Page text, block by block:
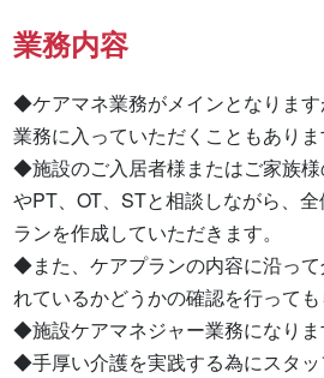
業務内容
◆ケアマネ業務がメインとなりま
業務に入っていただくこともありま
◆施設のご入居者様またはご家族
やPT、OT、STと相談しながら、
ランを作成していただきます。
◆また、ケアプランの内容に沿っ
れているかどうかの確認を行っても
◆施設ケアマネジャー業務になりま
◆手厚い介護を実践する為にスタ